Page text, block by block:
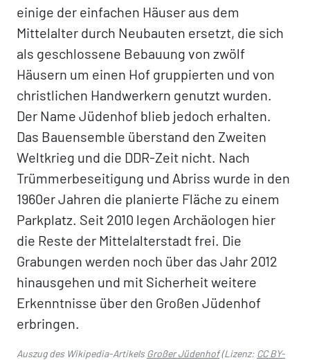
einige der einfachen Häuser aus dem
Mittelalter durch Neubauten ersetzt, die sich
als geschlossene Bebauung von zwölf
Häusern um einen Hof gruppierten und von
christlichen Handwerkern genutzt wurden.
Der Name Jüdenhof blieb jedoch erhalten.
Das Bauensemble überstand den Zweiten
Weltkrieg und die DDR-Zeit nicht. Nach
Trümmerbeseitigung und Abriss wurde in den
1960er Jahren die planierte Fläche zu einem
Parkplatz. Seit 2010 legen Archäologen hier
die Reste der Mittelalterstadt frei. Die
Grabungen werden noch über das Jahr 2012
hinausgehen und mit Sicherheit weitere
Erkenntnisse über den Großen Jüdenhof
erbringen.
Auszug des Wikipedia-ArtikelsGroßer Jüdenhof(Lizenz: CC BY-